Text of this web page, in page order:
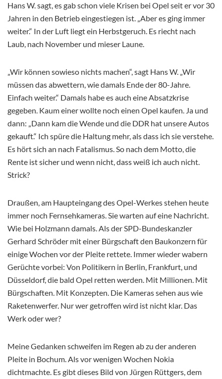
Hans W. sagt, es gab schon viele Krisen bei Opel seit er vor 30
Jahren in den Betrieb eingestiegen ist. „Aber es ging immer
weiter.“ In der Luft liegt ein Herbstgeruch. Es riecht nach
Laub, nach November und mieser Laune.
„Wir können sowieso nichts machen“, sagt Hans W. „Wir
müssen das abwettern, wie damals Ende der 80-Jahre.
Einfach weiter.“ Damals habe es auch eine Absatzkrise
gegeben. Kaum einer wollte noch einen Opel kaufen. Ja und
dann: „Dann kam die Wende und die DDR hat unsere Autos
gekauft.“ Ich spüre die Haltung mehr, als dass ich sie verstehe.
Es hört sich an nach Fatalismus. So nach dem Motto, die
Rente ist sicher und wenn nicht, dass weiß ich auch nicht.
Strick?
Draußen, am Haupteingang des Opel-Werkes stehen heute
immer noch Fernsehkameras. Sie warten auf eine Nachricht.
Wie bei Holzmann damals. Als der SPD-Bundeskanzler
Gerhard Schröder mit einer Bürgschaft den Baukonzern für
einige Wochen vor der Pleite rettete. Immer wieder wabern
Gerüchte vorbei: Von Politikern in Berlin, Frankfurt, und
Düsseldorf, die bald Opel retten werden. Mit Millionen. Mit
Bürgschaften. Mit Konzepten. Die Kameras sehen aus wie
Raketenwerfer. Nur wer getroffen wird ist nicht klar. Das
Werk oder wer?
Meine Gedanken schweifen im Regen ab zu der anderen
Pleite in Bochum. Als vor wenigen Wochen Nokia
dichtmachte. Es gibt dieses Bild von Jürgen Rüttgers, dem